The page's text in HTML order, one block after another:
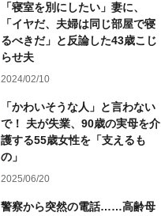
「寝室を別にしたい」妻に、
「イヤだ、夫婦は同じ部屋で寝
るべきだ」と反論した43歳こじ
らせ夫
2024/02/10
「かわいそうな人」と言わない
で！ 夫が失業、90歳の実母を介
護する55歳女性を「支えるも
の」
2025/06/20
警察から突然の電話……高齢母